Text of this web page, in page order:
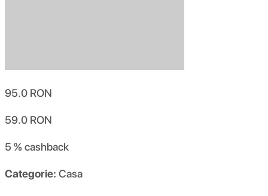
95.0 RON
59.0 RON
5 %cashback
Categorie: Casa